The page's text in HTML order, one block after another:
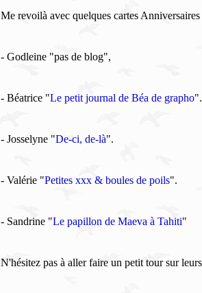
Me revoilà avec quelques cartes Anniversaires
- Godleine "pas de blog",
- Béatrice "Le petit journal de Béa de grapho".
- Josselyne "De-ci, de-là".
- Valérie "Petites xxx & boules de poils".
- Sandrine "Le papillon de Maeva à Tahiti"
N'hésitez pas à aller faire un petit tour sur